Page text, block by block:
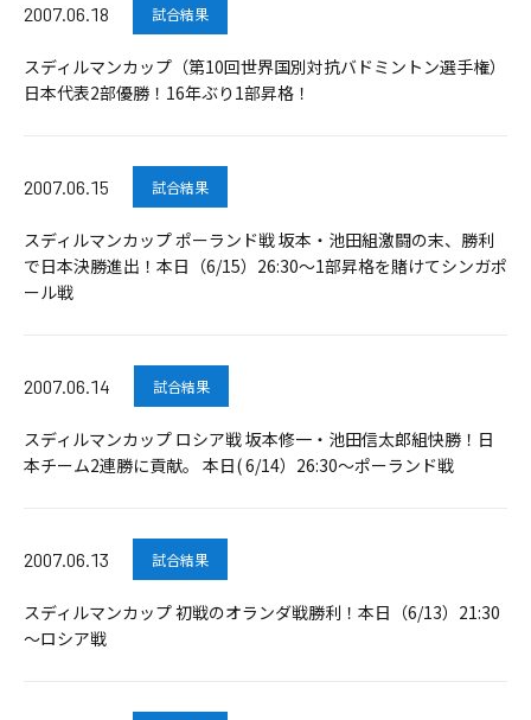
2007.06.18 試合結果
スディルマンカップ（第10回世界国別対抗バドミントン選手権）
日本代表2部優勝！16年ぶり1部昇格！
2007.06.15 試合結果
スディルマンカップ ポーランド戦 坂本・池田組激闘の末、勝利
で日本決勝進出！本日（6/15）26:30～1部昇格を賭けてシンガポ
ール戦
2007.06.14 試合結果
スディルマンカップ ロシア戦 坂本修一・池田信太郎組快勝！日
本チーム2連勝に貢献。 本日( 6/14）26:30～ポーランド戦
2007.06.13 試合結果
スディルマンカップ 初戦のオランダ戦勝利！本日（6/13）21:30
～ロシア戦